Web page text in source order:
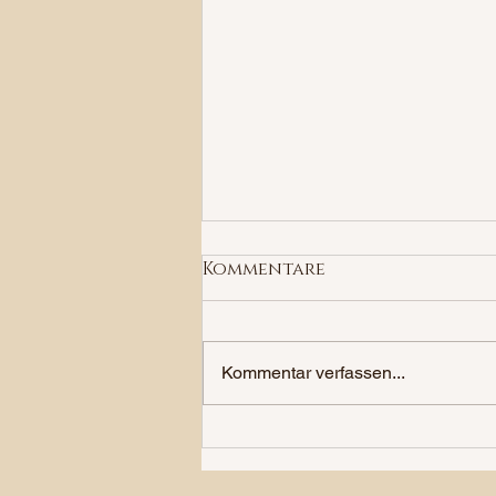
Styleshooting "Wedding
Old Money" at Lake
Kommentare
Kommentar verfassen...